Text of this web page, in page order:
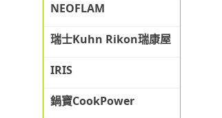
NEOFLAM
瑞士Kuhn Rikon瑞康屋
IRIS
鍋寶CookPower